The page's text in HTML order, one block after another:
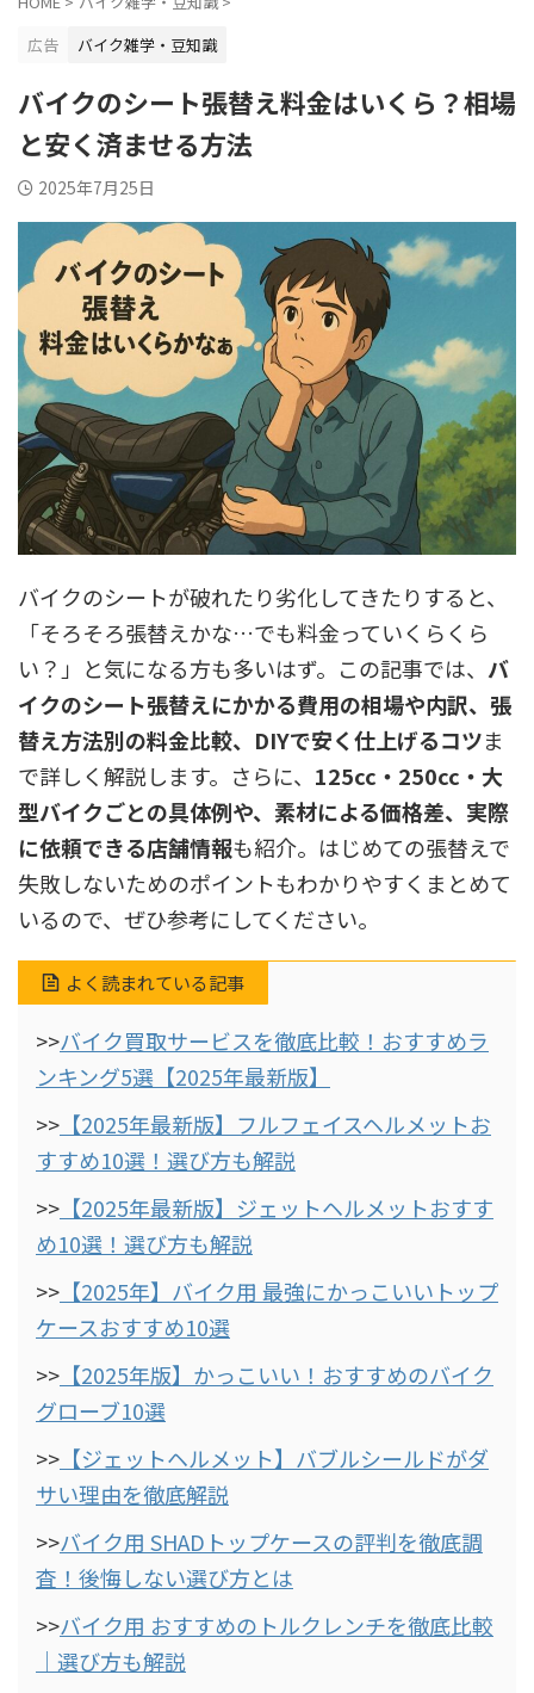
広告
バイク雑学・豆知識
バイクのシート張替え料金はいくら？相場
と安く済ませる方法
2025年7月25日
バイクのシートが破れたり劣化してきたりすると、
「そろそろ張替えかな…でも料金っていくらくら
い？」と気になる方も多いはず。この記事では、 バ
イクのシート張替えにかかる費用の相場や内訳、張
替え方法別の料金比較、DIYで安く仕上げるコツま
で詳しく解説します。さらに、 125cc・250cc・大
型バイクごとの具体例や、素材による価格差、実際
に依頼できる店舗情報も紹介。はじめての張替えで
失敗しないためのポイントもわかりやすくまとめて
いるので、ぜひ参考にしてください。
よく読まれている記事
>>バイク買取サービスを徹底比較！おすすめラ
ンキング5選【2025年最新版】
>> 【2025年最新版】フルフェイスヘルメットお
すすめ10選！選び方も解説
>> 【2025年最新版】ジェットヘルメットおすす
め10選！選び方も解説
>> 【2025年】バイク用 最強にかっこいいトップ
ケースおすすめ10選
>> 【2025年版】かっこいい！おすすめのバイク
グローブ10選
>> 【ジェットヘルメット】バブルシールドがダ
サい理由を徹底解説
>>バイク用 SHADトップケースの評判を徹底調
査！後悔しない選び方とは
>>バイク用 おすすめのトルクレンチを徹底比較
｜選び方も解説